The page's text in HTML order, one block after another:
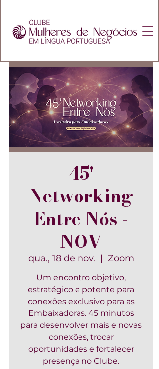
45'
Networking
Entre Nós -
NOV
qua., 18 de nov.
  |
Zoom
Um encontro objetivo,
estratégico e potente para
conexões exclusivo para as
Embaixadoras. 45 minutos
para desenvolver mais e novas
conexões, trocar
oportunidades e fortalecer
presença no Clube.